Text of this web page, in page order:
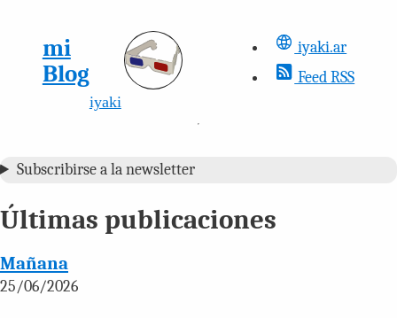
mi
Blog
iyaki
iyaki.ar
Feed RSS
Subscribirse a la newsletter
Últimas publicaciones
Mañana
25/06/2026